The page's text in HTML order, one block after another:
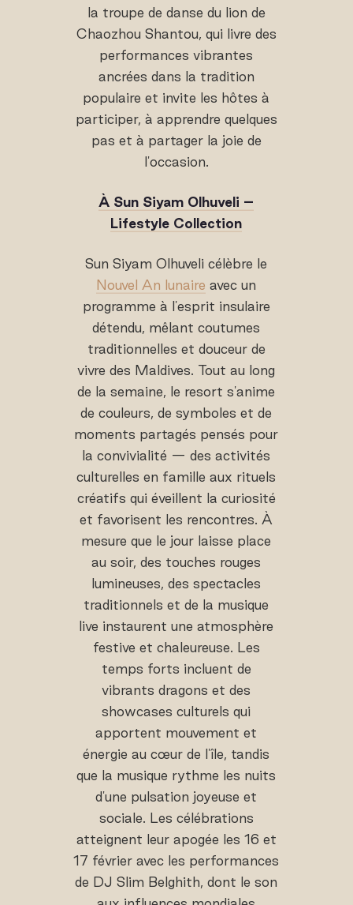
la troupe de danse du lion de
Chaozhou Shantou, qui livre des
performances vibrantes
ancrées dans la tradition
populaire et invite les hôtes à
participer, à apprendre quelques
pas et à partager la joie de
l'occasion.
À Sun Siyam Olhuveli –
Lifestyle Collection
Sun Siyam Olhuveli célèbre le
Nouvel An lunaire avec un
programme à l'esprit insulaire
détendu, mêlant coutumes
traditionnelles et douceur de
vivre des Maldives. Tout au long
de la semaine, le resort s'anime
de couleurs, de symboles et de
moments partagés pensés pour
la convivialité — des activités
culturelles en famille aux rituels
créatifs qui éveillent la curiosité
et favorisent les rencontres. À
mesure que le jour laisse place
au soir, des touches rouges
lumineuses, des spectacles
traditionnels et de la musique
live instaurent une atmosphère
festive et chaleureuse. Les
temps forts incluent de
vibrants dragons et des
showcases culturels qui
apportent mouvement et
énergie au cœur de l'île, tandis
que la musique rythme les nuits
d'une pulsation joyeuse et
sociale. Les célébrations
atteignent leur apogée les 16 et
17 février avec les performances
de DJ Slim Belghith, dont le son